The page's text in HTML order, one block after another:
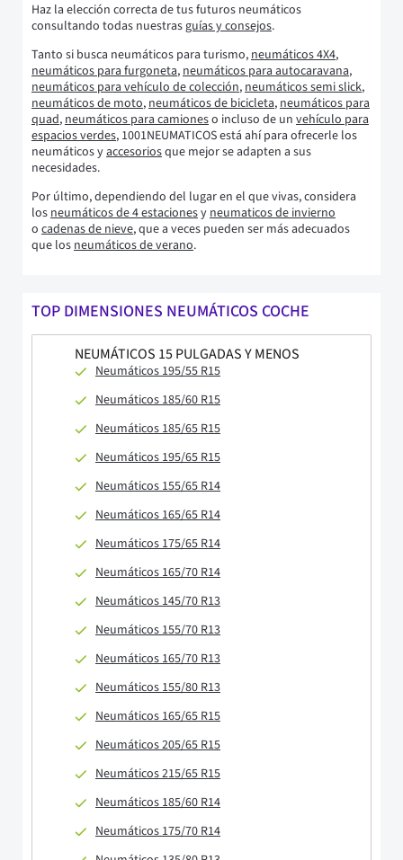
Haz la elección correcta de tus futuros neumáticos
consultando todas nuestrasguías y consejos.
Tanto si busca neumáticos para turismo,neumáticos 4X4,
neumáticos para furgoneta,neumáticos para autocaravana,
neumáticos para vehículo de colección,neumáticos semi slick,
neumáticos de moto,neumáticos de bicicleta,neumáticos para
quad,neumáticos para camioneso incluso de un vehículo para
espacios verdes, 1001NEUMATICOS está ahí para ofrecerle los
neumáticos yaccesoriosque mejor se adapten a sus
necesidades.
Por último, dependiendo del lugar en el que vivas, considera
losneumáticos de 4 estacionesyneumaticos de invierno
o cadenas de nieve, que a veces pueden ser más adecuados
que losneumáticos de verano.
TOP DIMENSIONES NEUMÁTICOS COCHE
NEUMÁTICOS 15 PULGADAS Y MENOS
Neumáticos 195/55 R15
Neumáticos 185/60 R15
Neumáticos 185/65 R15
Neumáticos 195/65 R15
Neumáticos 155/65 R14
Neumáticos 165/65 R14
Neumáticos 175/65 R14
Neumáticos 165/70 R14
Neumáticos 145/70 R13
Neumáticos 155/70 R13
Neumáticos 165/70 R13
Neumáticos 155/80 R13
Neumáticos 165/65 R15
Neumáticos 205/65 R15
Neumáticos 215/65 R15
Neumáticos 185/60 R14
Neumáticos 175/70 R14